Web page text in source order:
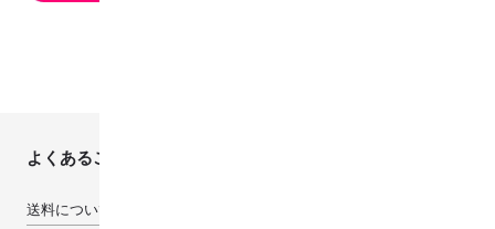
よくあるご質問
送料について